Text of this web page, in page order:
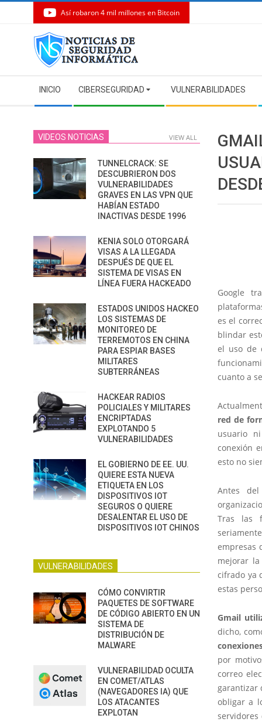
Así robaron 4 mil millones en Bitcoin
Navigation
Menu
INICIO CIBERSEGURIDAD VULNERABILIDADES
Google
es el
blindar
el uso de
cuanto a
red de
usuario
conexión
esto no
Antes
Tras las
empresas
mejorar
cifrado ya
estas
Gmail
dicho,
por
correo
garantizar
obligar a
servidores
VIDEOS NOTICIAS VIEW ALL
TUNNELCRACK: SE
DESCUBRIERON DOS
VULNERABILIDADES
GRAVES EN LAS VPN QUE
HABÍAN ESTADO
INACTIVAS DESDE 1996
KENIA SOLO OTORGARÁ
VISAS A LA LLEGADA
DESPUÉS DE QUE EL
SISTEMA DE VISAS EN
LÍNEA FUERA HACKEADO
ESTADOS UNIDOS HACKEO
LOS SISTEMAS DE
MONITOREO DE
TERREMOTOS EN CHINA
PARA ESPIAR BASES
MILITARES
SUBTERRÁNEAS
HACKEAR RADIOS
POLICIALES Y MILITARES
ENCRIPTADAS
EXPLOTANDO 5
VULNERABILIDADES
EL GOBIERNO DE EE. UU.
QUIERE ESTA NUEVA
ETIQUETA EN LOS
DISPOSITIVOS IOT
SEGUROS O QUIERE
DESALENTAR EL USO DE
DISPOSITIVOS IOT CHINOS
VULNERABILIDADES
CÓMO CONVIRTIR
PAQUETES DE SOFTWARE
DE CÓDIGO ABIERTO EN UN
SISTEMA DE
DISTRIBUCIÓN DE
MALWARE
VULNERABILIDAD OCULTA
EN COMET/ATLAS
(NAVEGADORES IA) QUE
LOS ATACANTES
EXPLOTAN